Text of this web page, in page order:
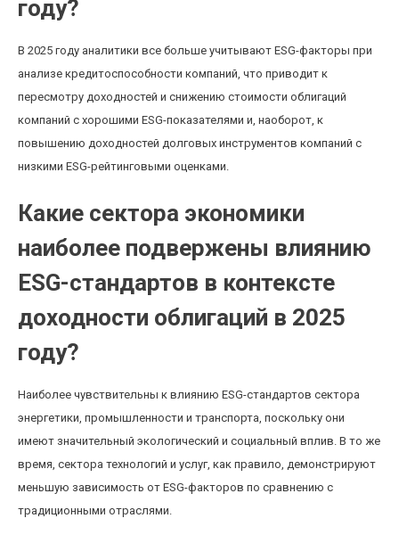
году?
В 2025 году аналитики все больше учитывают ESG-факторы при
анализе кредитоспособности компаний, что приводит к
пересмотру доходностей и снижению стоимости облигаций
компаний с хорошими ESG-показателями и, наоборот, к
повышению доходностей долговых инструментов компаний с
низкими ESG-рейтинговыми оценками.
Какие сектора экономики
наиболее подвержены влиянию
ESG-стандартов в контексте
доходности облигаций в 2025
году?
Наиболее чувствительны к влиянию ESG-стандартов сектора
энергетики, промышленности и транспорта, поскольку они
имеют значительный экологический и социальный вплив. В то же
время, сектора технологий и услуг, как правило, демонстрируют
меньшую зависимость от ESG-факторов по сравнению с
традиционными отраслями.